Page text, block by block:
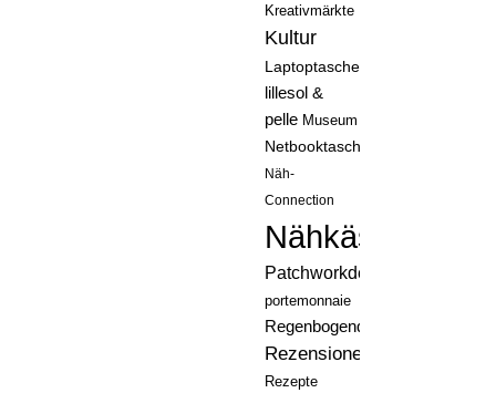
Kreativmärkte
Kultur
Laptoptasche
lillesol &
pelle Museum
Netbooktasche
Näh-
Connection
Nähkästchen
Patchworkdecke
portemonnaie
Regenbogenquilt
Rezensionen
Rezepte